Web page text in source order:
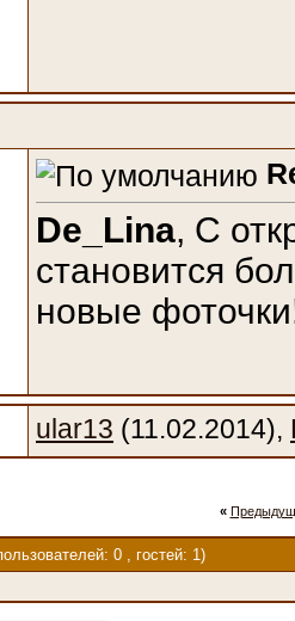
De_Lina, С
становится
новые
ular13 (11.02.2014),
«
0 , гостей: 1)